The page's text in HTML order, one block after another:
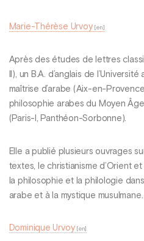
Marie-Thérèse Urvoy
Après des études de lettres
II), un B.A. d’anglais de
maîtrise d’arabe (Aix-en-
philosophie arabes du Moyen
(Paris-I, Panthéon-Sorbonne).
Elle a publié plusieurs ouvrages
textes, le christianisme d’Orient
la philosophie et la philologie
arabe et à la mystique musulmane.
Dominique Urvoy